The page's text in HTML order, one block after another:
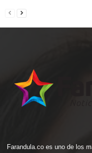
Farandula.co es uno de los